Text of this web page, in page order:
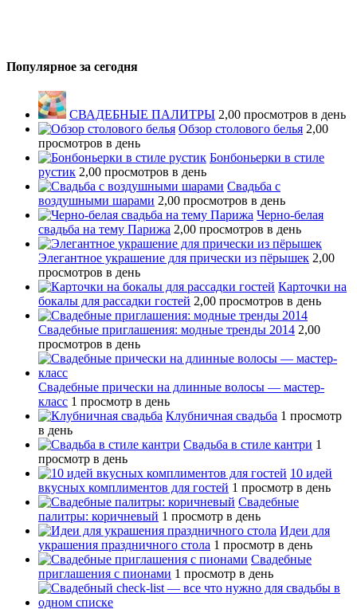
Популярное за сегодня
СВАДЕБНЫЕ ПАЛИТРЫ 2,00 просмотров в день
Обзор столового белья 2,00
просмотров в день
Бонбоньерки в стиле
рустик 2,00 просмотров в день
Свадьба с
воздушными шарами 2,00 просмотров в день
Черно-белая
свадьба на тему Парижа 2,00 просмотров в день
Элегантное украшение для прически из пёрышек 2,00
просмотров в день
Карточки на
бокалы для рассадки гостей 2,00 просмотров в день
Свадебные приглашения: модные тренды 2014 2,00
просмотров в день
Свадебные прически на длинные волосы — мастер-
класс 1 просмотр в день
Клубничная свадьба 1 просмотр
в день
Свадьба в стиле кантри 1
просмотр в день
10 идей
вкусных комплиментов для гостей 1 просмотр в день
Свадебные
палитры: коричневый 1 просмотр в день
Идеи для
украшения праздничного стола 1 просмотр в день
Свадебные
приглашения с пионами 1 просмотр в день